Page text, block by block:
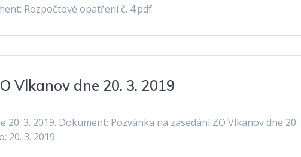
Rozpočtové opatření č. 4.pdf
Vlkanov dne 20. 3. 2019
20. 3. 2019. Dokument: Pozvánka na zasedání ZO Vlkanov dne 20.
20. 3. 2019